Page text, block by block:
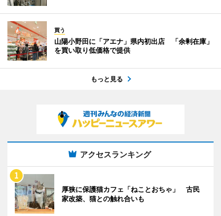
買う
山陽小野田に「アエナ」県内初出店 「余剰在庫」
を買い取り低価格で提供
もっと見る
アクセスランキング
厚狭に保護猫カフェ「ねことおちゃ」 古民
家改築、猫との触れ合いも